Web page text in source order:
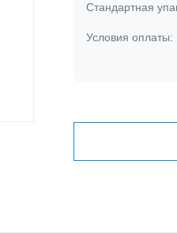
Стандартная
Условия оплаты: